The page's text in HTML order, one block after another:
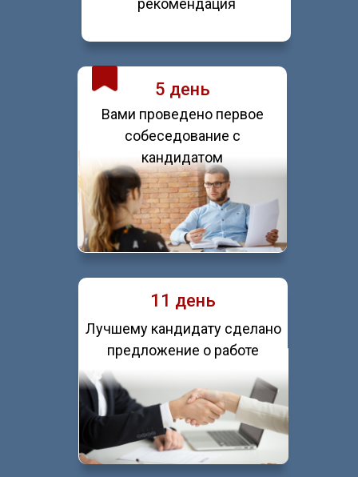
рекомендация
11 день
Лучшему кандидату сделано
предложение о работе
5 день
Вами проведено первое
собеседование с
кандидатом